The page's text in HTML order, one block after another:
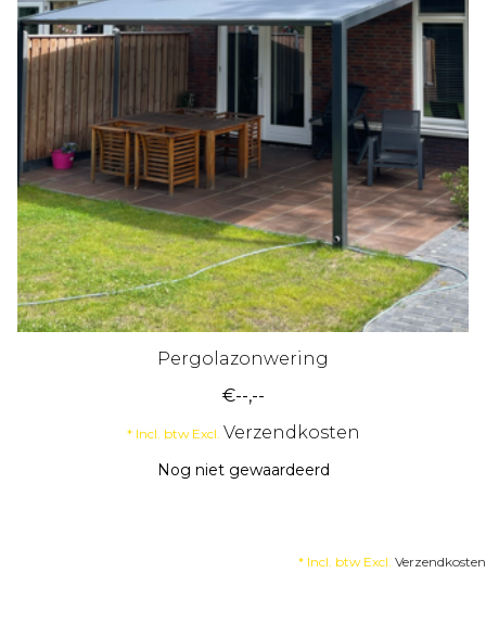
Pergolazonwering
€--,--
* Incl. btw Excl. Verzendkosten
Nog niet gewaardeerd
* Incl. btw Excl. Verzendkosten